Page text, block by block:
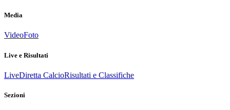
Media
VideoFoto
Live e Risultati
LiveDiretta CalcioRisultati e Classifiche
Sezioni